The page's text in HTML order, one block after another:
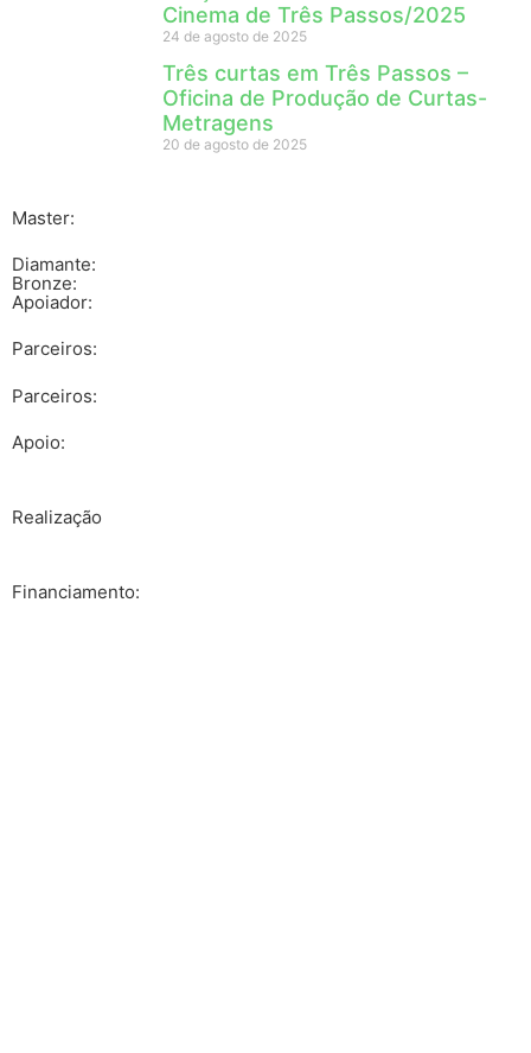
Cinema de Três Passos/2025
24 de agosto de 2025
Três curtas em Três Passos –
Oficina de Produção de Curtas-
Metragens
20 de agosto de 2025
Master:
Diamante:
Bronze:
Apoiador:
Parceiros:
Parceiros:
Apoio:
Realização
Financiamento: